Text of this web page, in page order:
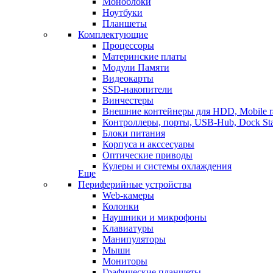
Ноутбуки
Планшеты
Комплектующие
Процессоры
Материнские платы
Модули Памяти
Видеокарты
SSD-накопители
Винчестеры
Внешние контейнеры для HDD, Mobile
Контроллеры, порты, USB-Hub, Dock
Блоки питания
Корпуса и акссесуары
Оптические приводы
Кулеры и системы охлаждения
Еще
Периферийные устройства
Web-камеры
Колонки
Наушники и микрофоны
Клавиатуры
Манипуляторы
Мыши
Мониторы